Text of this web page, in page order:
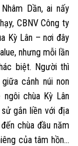
Dần, ai nấy
CBNV Công ty
Kỳ Lân – nơi đây
nhưng mỗi lần
biệt. Người thì
cảnh núi non
chùa Kỳ Lân
gắn liền với địa
chùa đầu năm
của tâm hồn…